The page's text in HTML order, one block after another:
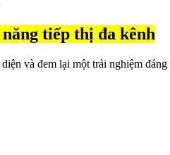
tiếp thị đa kênh
và đem lại một trải nghiệm đáng